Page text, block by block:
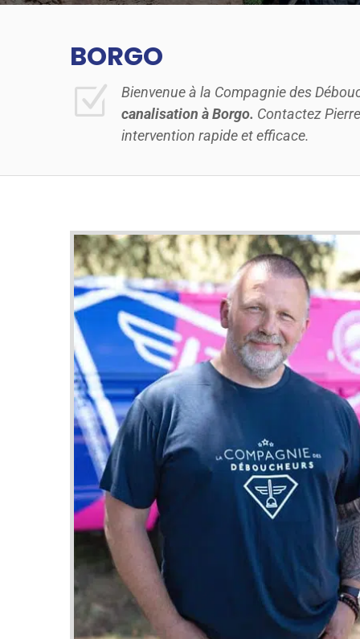
BORGO
Z
Bienvenue à la Compagnie des
canalisation à Borgo. Contactez
intervention rapide et efficace.